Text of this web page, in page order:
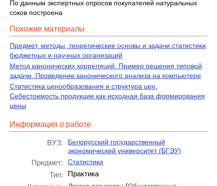
По данным экспертных опросов покупателей натуральных
соков построена
Похожие материалы
Предмет, методы, теоретические основы и задачи статистики
бюджетных и научных организаций
Метод канонических корреляций. Пример решения типовой
задачи. Проведение канонического анализа на компьютере
Статистика ценообразования и структура цен.
Себестоимость продукции как исходная база формирования
цены
Информация о работе
ВУЗ:
Белорусский государственный
экономический университет (БГЭУ)
Предмет: Статистика
Тип:
Практика